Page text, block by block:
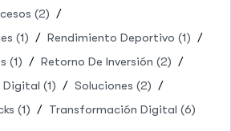
(2)
(1) Rendimiento Deportivo (1)
(1) Retorno De Inversión (2)
Digital (1) Soluciones (2)
(1) Transformación Digital (6)